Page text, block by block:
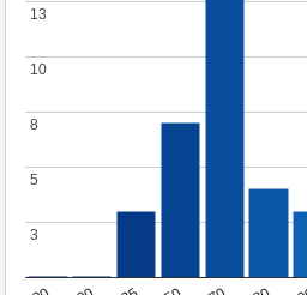
3
3
5
5
8
8
10
10
13
13